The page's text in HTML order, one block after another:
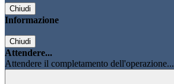
Chiudi
Informazione
Chiudi
Attendere...
Attendere il completamento dell'operazione...